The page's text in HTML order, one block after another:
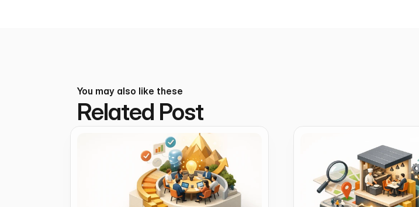
You may also like these
Related Post